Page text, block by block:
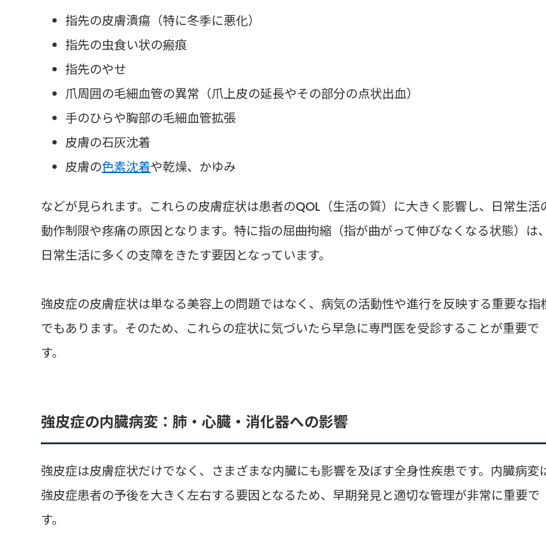
指先の皮膚潰瘍（特に冬季に悪化）
指先の虫食い状の瘢痕
指先のやせ
爪周囲の毛細血管の異常（爪上皮の延長やその部分の点状出血）
手のひらや胸部の毛細血管拡張
皮膚の石灰沈着
皮膚の色素沈着や乾燥、かゆみ
などが見られます。これらの皮膚症状は患者のQOL（生活の質）に大きく影響し、日常生活
動作制限や疼痛の原因となります。特に指の屈曲拘縮（指が曲がって伸びなくなる状態）は
日常生活に多くの支障をきたす要因となっています。
強皮症の皮膚症状は単なる美容上の問題ではなく、病気の活動性や進行を反映する重要な指
でもあります。そのため、これらの症状に気づいたら早急に専門医を受診することが重要で
す。
強皮症の内臓病変：肺・心臓・消化器への影響
強皮症は皮膚症状だけでなく、さまざまな内臓にも影響を及ぼす全身性疾患です。内臓病変
強皮症患者の予後を大きく左右する要因となるため、早期発見と適切な管理が非常に重要で
す。